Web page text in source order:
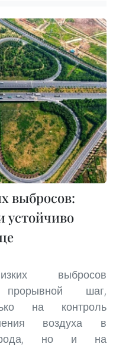
выбросов:
устойчиво
выбросов
прорывной шаг,
на контроль
воздуха в
но и на